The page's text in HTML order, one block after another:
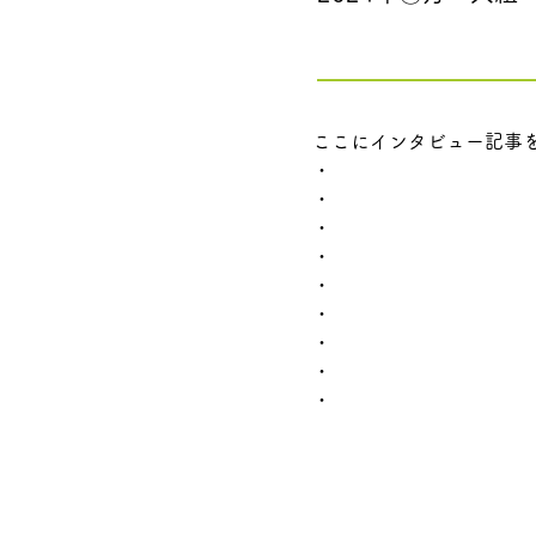
ここにインタビュー記事
・
・
・
・
・
・
・
・
・